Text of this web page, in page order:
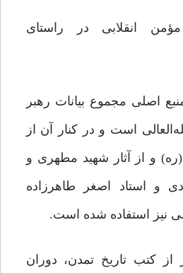
انقلابی در راستای
اصلی مجموع بیانات رهبر
است و در کنار آن از
و از آثار شهید مطهری و
و استاد اصغر طاهرزاده
نیز استفاده شده است.
کتب تاریخ تمدن، دوران